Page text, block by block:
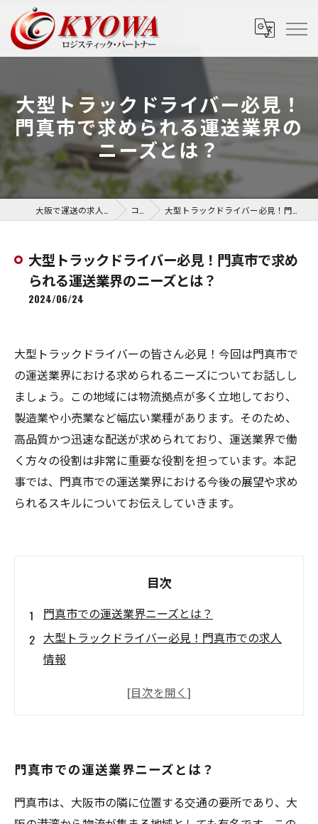
大型トラックドライバー必見！
門真市で求められる運送業界の
ニーズとは？
コラム 大型トラックドライバー必見！門真市で求められる運送業界のニーズとは？
大型トラックドライバー必見！門真市で求め
られる運送業界のニーズとは？
2024/06/24
大型トラックドライバーの皆さん必見！今回は門真市で
の運送業界における求められるニーズについてお話しし
ましょう。この地域には物流拠点が多く立地しており、
製造業や小売業など幅広い業種があります。そのため、
高品質かつ迅速な配送が求められており、運送業界で働
く方々の役割は非常に重要な役割を担っています。本記
事では、門真市での運送業界における今後の展望や求め
られるスキルについてお伝えしていきます。
目次
門真市での運送業界ニーズとは？
大型トラックドライバー必見！門真市での求人
情報
重要ポイント！門真市の運送業界で求められる
プ方法
門真市での運送業界ニーズとは？
門真市は、大阪市の隣に位置する交通の要所であり、大